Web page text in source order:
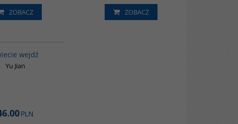
ZOBACZ ZOBACZ
wejdź
Yu Jian
PLN